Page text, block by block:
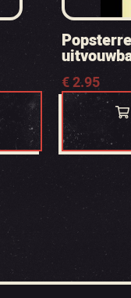
€2.95